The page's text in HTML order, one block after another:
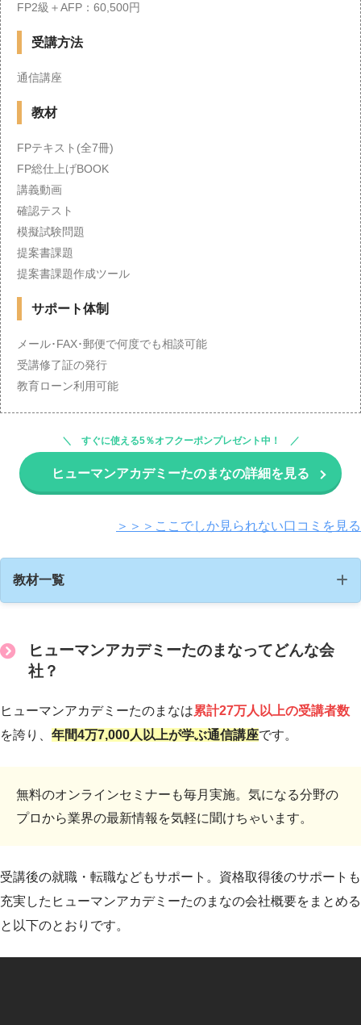
FP2級＋AFP：60,500円
受講方法
通信講座
教材
FPテキスト(全7冊)
FP総仕上げBOOK
講義動画
確認テスト
模擬試験問題
提案書課題
提案書課題作成ツール
サポート体制
メール･FAX･郵便で何度でも相談可能
受講修了証の発行
教育ローン利用可能
すぐに使える5％オフクーポンプレゼント中！
ヒューマンアカデミーたのまなの詳細を見る
＞＞＞ここでしか見られない口コミを見る
教材一覧
ヒューマンアカデミーたのまなってどんな会
社？
ヒューマンアカデミーたのまなは累計27万人以上の受講者数
を誇り、 年間4万7,000人以上が学ぶ通信講座です。
無料のオンラインセミナーも毎月実施。気になる分野の
プロから業界の最新情報を気軽に聞けちゃいます。
受講後の就職・転職などもサポート。資格取得後のサポートも
充実したヒューマンアカデミーたのまなの会社概要をまとめる
と以下のとおりです。